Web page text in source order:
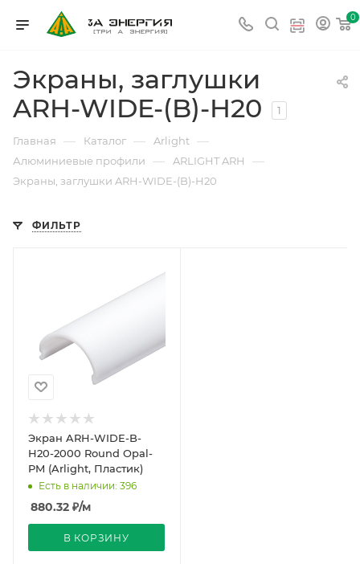
0
Экраны, заглушки
ARH-WIDE-(B)-H20
1
Главная — Каталог — Arlight —
Алюминиевые профили — ARLIGHT ARH —
Экраны, заглушки ARH-WIDE-(B)-H20
ФИЛЬТР
Экран ARH-WIDE-B-
H20-2000 Round Opal-
PM (Arlight, Пластик)
Есть в наличии: 396
880.32 ₽/м
В КОРЗИНУ